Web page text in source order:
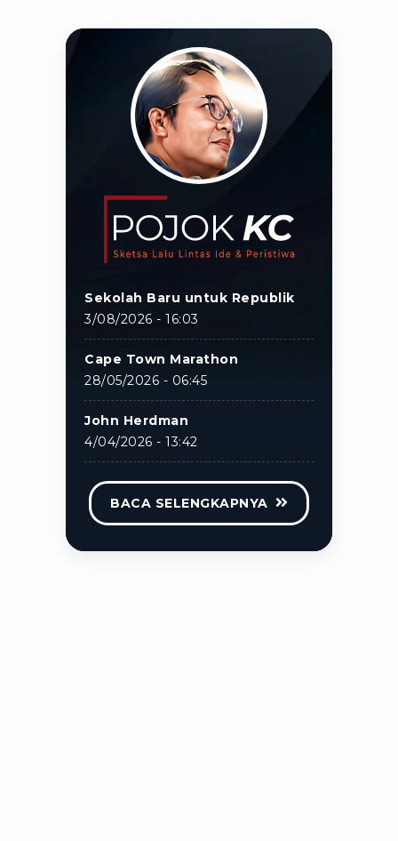
Sekolah Baru untuk Republik
3/08/2026 - 16:03
Cape Town Marathon
28/05/2026 - 06:45
John Herdman
4/04/2026 - 13:42
BACA SELENGKAPNYA